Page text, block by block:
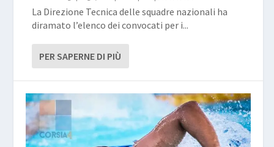
La Direzione Tecnica delle squadre nazionali ha
diramato l’elenco dei convocati per i...
PER SAPERNE DI PIÙ